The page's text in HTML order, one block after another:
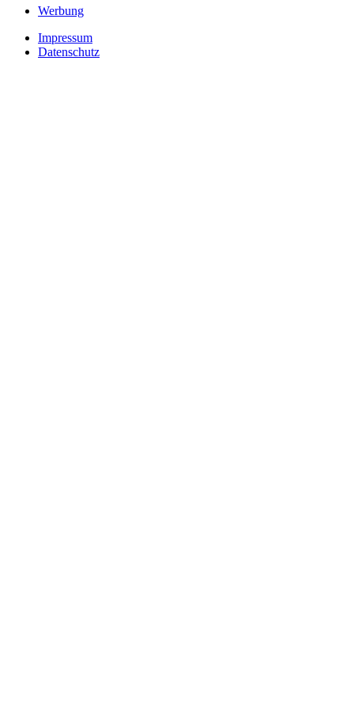
Werbung
Impressum
Datenschutz